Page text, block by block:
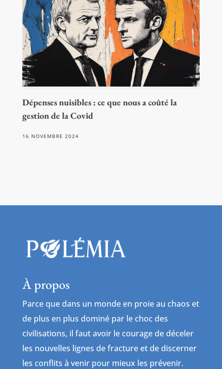
Dépenses nuisibles : ce que nous a coûté la
gestion de la Covid
16 NOVEMBRE 2024
À propos
Parce que dans un monde en proie au chaos et
de plus en plus dominé par le choc des
civilisations, il faut avoir le courage de déceler
les nouvelles lignes de fracture et de discerner
les conflits à venir pour mieux les prévenir.